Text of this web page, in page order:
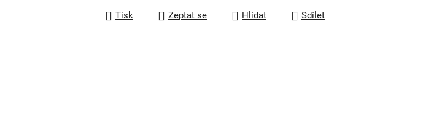
Tisk Zeptat se Hlídat Sdílet